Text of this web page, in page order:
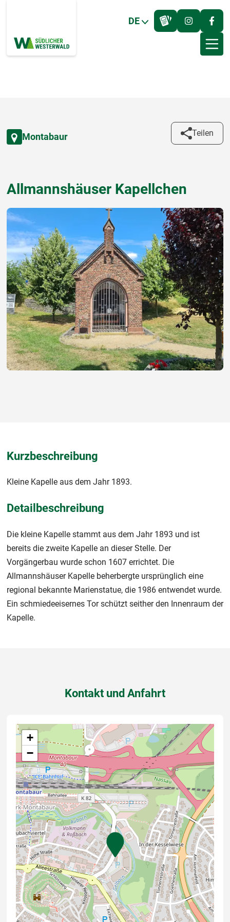
DE
Montabaur Teilen
Allmannshäuser Kapellchen
Kurzbeschreibung
Kleine Kapelle aus dem Jahr 1893.
Detailbeschreibung
Die kleine Kapelle stammt aus dem Jahr 1893 und ist
bereits die zweite Kapelle an dieser Stelle. Der
Vorgängerbau wurde schon 1607 errichtet. Die
Allmannshäuser Kapelle beherbergte ursprünglich eine
regional bekannte Marienstatue, die 1986 entwendet wurde.
Ein schmiedeeisernes Tor schützt seither den Innenraum der
Kapelle.
Kontakt und Anfahrt
+
−